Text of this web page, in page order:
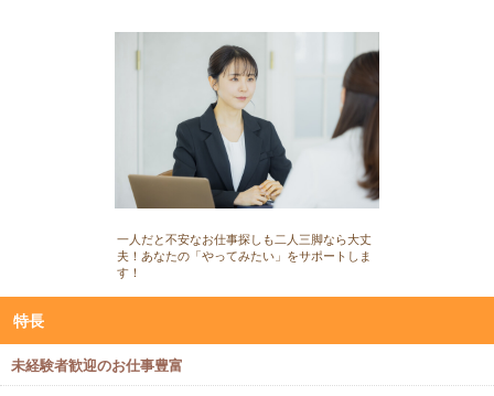
一人だと不安なお仕事探しも二人三脚なら大丈
夫！あなたの「やってみたい」をサポートしま
す！
特長
未経験者歓迎のお仕事豊富